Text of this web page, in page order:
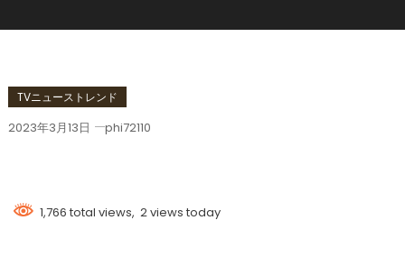
TVニューストレンド
2023年3月13日 phi72110
1,766 total views, 2 views today